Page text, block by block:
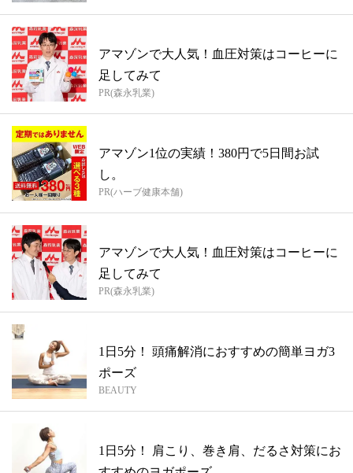
アマゾンで大人気！血圧対策はコーヒーに
足してみて
PR(森永乳業)
アマゾン1位の実績！380円で5日間お試
し。
PR(ハーブ健康本舗)
アマゾンで大人気！血圧対策はコーヒーに
足してみて
PR(森永乳業)
1日5分！ 頭痛解消におすすめの簡単ヨガ3
ポーズ
BEAUTY
1日5分！ 肩こり、巻き肩、だるさ対策にお